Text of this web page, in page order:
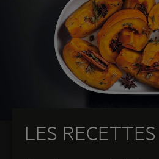
LES RECETTES